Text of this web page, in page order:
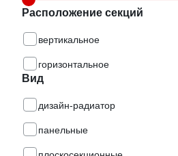
Расположение секций
вертикальное
горизонтальное
Вид
дизайн-радиатор
панельные